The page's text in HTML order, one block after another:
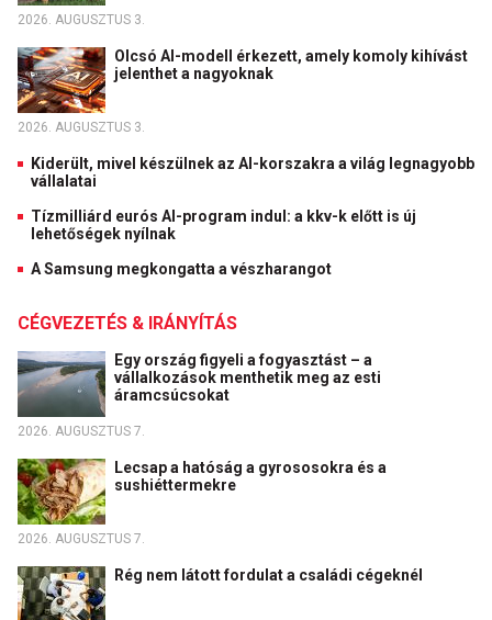
2026. AUGUSZTUS 3.
Olcsó AI-modell érkezett, amely komoly kihívást
jelenthet a nagyoknak
2026. AUGUSZTUS 3.
Kiderült, mivel készülnek az AI-korszakra a világ legnagyobb
vállalatai
Tízmilliárd eurós AI-program indul: a kkv-k előtt is új
lehetőségek nyílnak
A Samsung megkongatta a vészharangot
CÉGVEZETÉS & IRÁNYÍTÁS
Egy ország figyeli a fogyasztást – a
vállalkozások menthetik meg az esti
áramcsúcsokat
2026. AUGUSZTUS 7.
Lecsap a hatóság a gyrososokra és a
sushiéttermekre
2026. AUGUSZTUS 7.
Rég nem látott fordulat a családi cégeknél